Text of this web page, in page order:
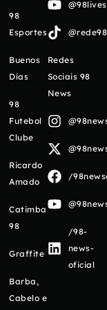
98
Esportes
Buenos
Días
98
Futebol
Clube
Ricardo
Amado
Catimba
98
Graffite
Barba,
Cabelo e
Redes
Sociais 98
News
/
/98-
news-
oficial